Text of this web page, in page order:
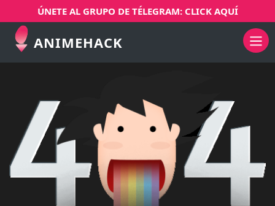
ÚNETE AL GRUPO DE TÉLEGRAM: CLICK AQUÍ
ANIMEHACK